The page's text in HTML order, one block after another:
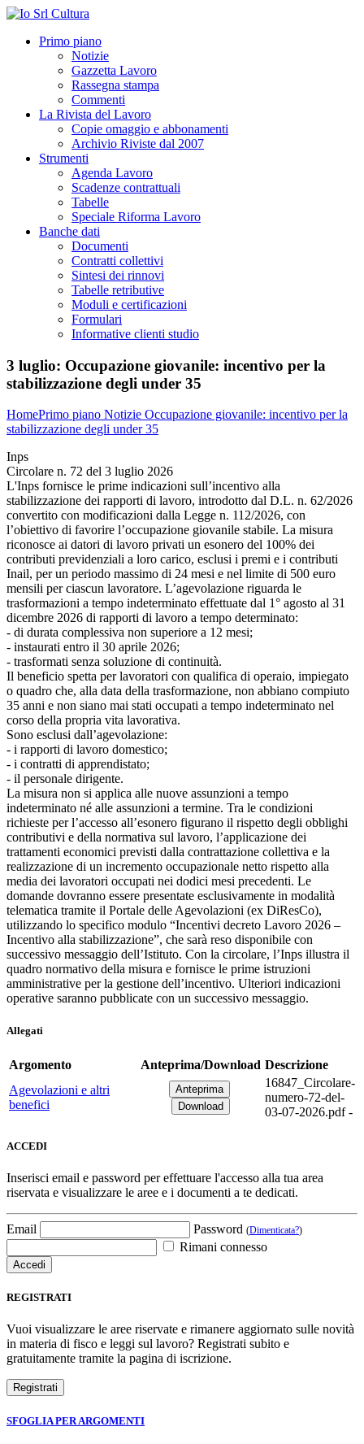
Primo piano
Notizie
Gazzetta Lavoro
Rassegna stampa
Commenti
La Rivista del Lavoro
Copie omaggio e abbonamenti
Archivio Riviste dal 2007
Strumenti
Agenda Lavoro
Scadenze contrattuali
Tabelle
Speciale Riforma Lavoro
Banche dati
Documenti
Contratti collettivi
Sintesi dei rinnovi
Tabelle retributive
Moduli e certificazioni
Formulari
Informative clienti studio
3 luglio: Occupazione giovanile: incentivo per la
stabilizzazione degli under 35
HomePrimo piano Notizie Occupazione giovanile: incentivo per la
stabilizzazione degli under 35
Inps
Circolare n. 72 del 3 luglio 2026
L'Inps fornisce le prime indicazioni sull’incentivo alla
stabilizzazione dei rapporti di lavoro, introdotto dal D.L. n. 62/2026
convertito con modificazioni dalla Legge n. 112/2026, con
l’obiettivo di favorire l’occupazione giovanile stabile. La misura
riconosce ai datori di lavoro privati un esonero del 100% dei
contributi previdenziali a loro carico, esclusi i premi e i contributi
Inail, per un periodo massimo di 24 mesi e nel limite di 500 euro
mensili per ciascun lavoratore. L’agevolazione riguarda le
trasformazioni a tempo indeterminato effettuate dal 1° agosto al 31
dicembre 2026 di rapporti di lavoro a tempo determinato:
- di durata complessiva non superiore a 12 mesi;
- instaurati entro il 30 aprile 2026;
- trasformati senza soluzione di continuità.
Il beneficio spetta per lavoratori con qualifica di operaio, impiegato
o quadro che, alla data della trasformazione, non abbiano compiuto
35 anni e non siano mai stati occupati a tempo indeterminato nel
corso della propria vita lavorativa.
Sono esclusi dall’agevolazione:
- i rapporti di lavoro domestico;
- i contratti di apprendistato;
- il personale dirigente.
La misura non si applica alle nuove assunzioni a tempo
indeterminato né alle assunzioni a termine. Tra le condizioni
richieste per l’accesso all’esonero figurano il rispetto degli obblighi
contributivi e della normativa sul lavoro, l’applicazione dei
trattamenti economici previsti dalla contrattazione collettiva e la
realizzazione di un incremento occupazionale netto rispetto alla
media dei lavoratori occupati nei dodici mesi precedenti. Le
domande dovranno essere presentate esclusivamente in modalità
telematica tramite il Portale delle Agevolazioni (ex DiResCo),
utilizzando lo specifico modulo “Incentivi decreto Lavoro 2026 –
Incentivo alla stabilizzazione”, che sarà reso disponibile con
successivo messaggio dell’Istituto. Con la circolare, l’Inps illustra il
quadro normativo della misura e fornisce le prime istruzioni
amministrative per la gestione dell’incentivo. Ulteriori indicazioni
operative saranno pubblicate con un successivo messaggio.
Allegati
Argomento Anteprima/Download Descrizione
Agevolazioni e altri
benefici
16847_Circolare-
numero-72-del-
03-07-2026.pdf -
ACCEDI
Inserisci email e password per effettuare l'accesso alla tua area
riservata e visualizzare le aree e i documenti a te dedicati.
Email Password (Dimenticata?)
Rimani connesso
REGISTRATI
Vuoi visualizzare le aree riservate e rimanere aggiornato sulle novità
in materia di fisco e leggi sul lavoro? Registrati subito e
gratuitamente tramite la pagina di iscrizione.
SFOGLIA PER ARGOMENTI